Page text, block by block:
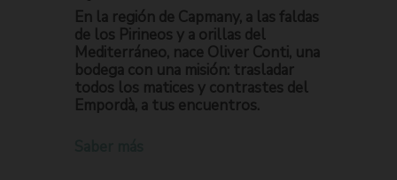
En la región de Capmany, a las faldas
de los Pirineos y a orillas del
Mediterráneo, nace Oliver Conti, una
bodega con una misión: trasladar
todos los matices y contrastes del
Empordà, a tus encuentros.